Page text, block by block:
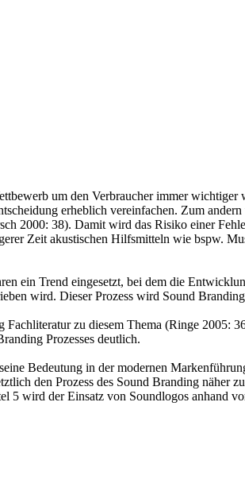
um den Verbraucher immer wichtiger
erheblich vereinfachen. Zum
2000: 38). Damit wird das Risiko einer
Zeit akustischen Hilfsmitteln wie bspw.
ein Trend eingesetzt, bei dem die
wird. Dieser Prozess wird Sound
zu diesem Thema (Ringe 2005:
Prozesses deutlich.
Bedeutung in der modernen
den Prozess des Sound Branding näher
5 wird der Einsatz von Soundlogos anhand